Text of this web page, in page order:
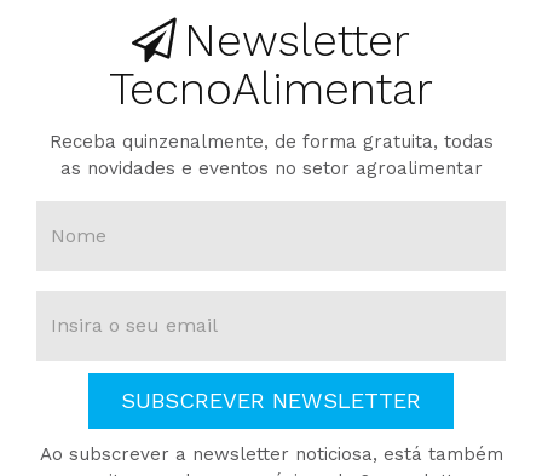
Newsletter
TecnoAlimentar
Receba quinzenalmente, de forma gratuita, todas
as novidades e eventos no setor agroalimentar
SUBSCREVER NEWSLETTER
Ao subscrever a newsletter noticiosa, está também